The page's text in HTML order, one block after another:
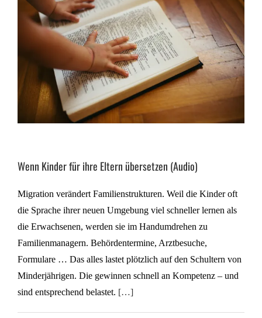
Wenn Kinder für ihre Eltern übersetzen (Audio)
Migration verändert Familienstrukturen. Weil die Kinder oft
die Sprache ihrer neuen Umgebung viel schneller lernen als
die Erwachsenen, werden sie im Handumdrehen zu
Familienmanagern. Behördentermine, Arztbesuche,
Formulare … Das alles lastet plötzlich auf den Schultern von
Minderjährigen. Die gewinnen schnell an Kompetenz – und
sind entsprechend belastet. […]